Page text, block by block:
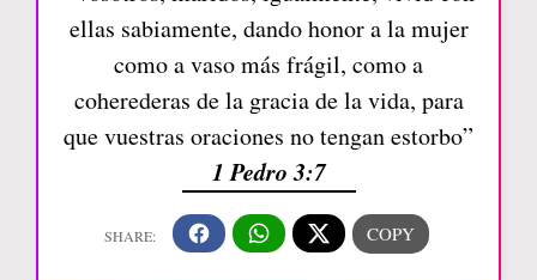
ellas sabiamente, dando honor a la mujer
como a vaso más frágil, como a
coherederas de la gracia de la vida, para
que vuestras oraciones no tengan estorbo”
1 Pedro 3:7